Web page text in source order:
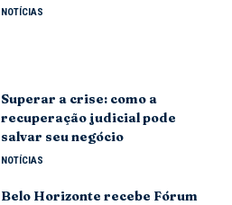
NOTÍCIAS
Superar a crise: como a
recuperação judicial pode
salvar seu negócio
NOTÍCIAS
Belo Horizonte recebe Fórum